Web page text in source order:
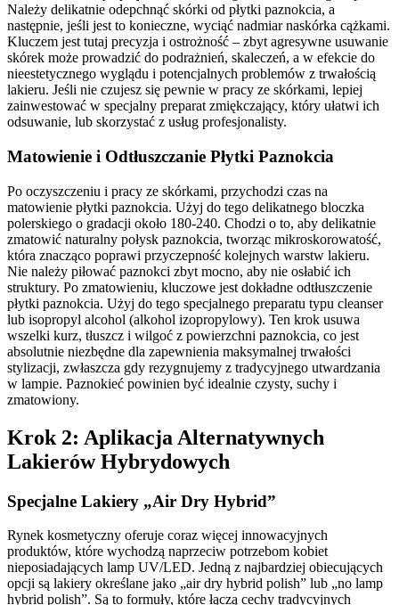
Należy delikatnie odepchnąć skórki od płytki paznokcia, a
następnie, jeśli jest to konieczne, wyciąć nadmiar naskórka cążkami.
Kluczem jest tutaj precyzja i ostrożność – zbyt agresywne usuwanie
skórek może prowadzić do podrażnień, skaleczeń, a w efekcie do
nieestetycznego wyglądu i potencjalnych problemów z trwałością
lakieru. Jeśli nie czujesz się pewnie w pracy ze skórkami, lepiej
zainwestować w specjalny preparat zmiękczający, który ułatwi ich
odsuwanie, lub skorzystać z usług profesjonalisty.
Matowienie i Odtłuszczanie Płytki Paznokcia
Po oczyszczeniu i pracy ze skórkami, przychodzi czas na
matowienie płytki paznokcia. Użyj do tego delikatnego bloczka
polerskiego o gradacji około 180-240. Chodzi o to, aby delikatnie
zmatowić naturalny połysk paznokcia, tworząc mikroskorowatość,
która znacząco poprawi przyczepność kolejnych warstw lakieru.
Nie należy piłować paznokci zbyt mocno, aby nie osłabić ich
struktury. Po zmatowieniu, kluczowe jest dokładne odtłuszczenie
płytki paznokcia. Użyj do tego specjalnego preparatu typu cleanser
lub isopropyl alcohol (alkohol izopropylowy). Ten krok usuwa
wszelki kurz, tłuszcz i wilgoć z powierzchni paznokcia, co jest
absolutnie niezbędne dla zapewnienia maksymalnej trwałości
stylizacji, zwłaszcza gdy rezygnujemy z tradycyjnego utwardzania
w lampie. Paznokieć powinien być idealnie czysty, suchy i
zmatowiony.
Krok 2: Aplikacja Alternatywnych
Lakierów Hybrydowych
Specjalne Lakiery „Air Dry Hybrid”
Rynek kosmetyczny oferuje coraz więcej innowacyjnych
produktów, które wychodzą naprzeciw potrzebom kobiet
nieposiadających lamp UV/LED. Jedną z najbardziej obiecujących
opcji są lakiery określane jako „air dry hybrid polish” lub „no lamp
hybrid polish”. Są to formuły, które łączą cechy tradycyjnych